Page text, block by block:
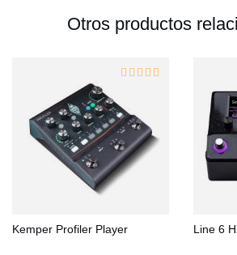
Otros productos
Kemper Profiler Player Line 6